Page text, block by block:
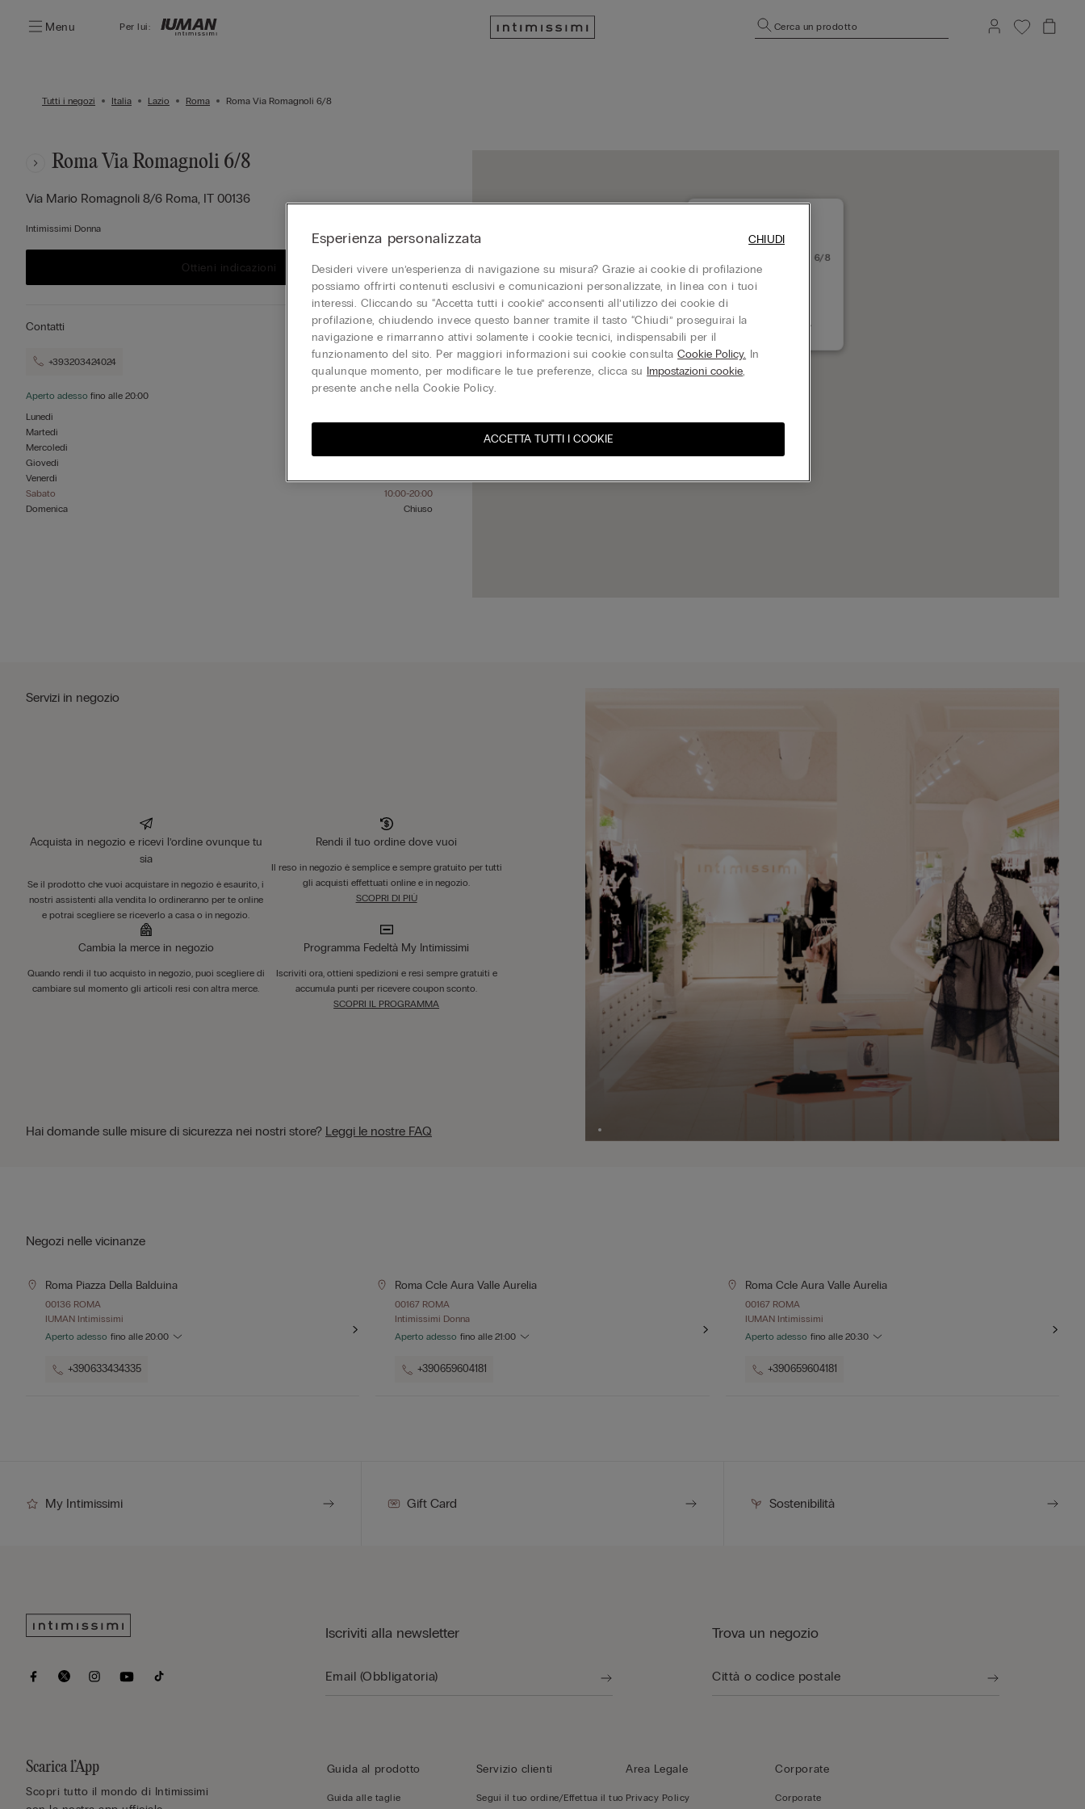
Menu Per lui: Cerca un prodotto
Tutti i negozi Italia Lazio Roma Roma Via Romagnoli 6/8
Roma Via Romagnoli 6/8
Via Mario Romagnoli 8/6 Roma, IT 00136
Intimissimi Donna
Ottieni indicazioni
Contatti
+393203424024
Aperto adesso fino alle 20:00
Lunedì
Martedì
Mercoledì
Giovedì
Venerdì
10:00-20:00
Sabato
10:00-20:00
Domenica
Chiuso
B
ROMA VIA ROMAGNOLI 6/8
00136 ROMA
Aperto adesso
+393203424024
Servizi in negozio
Acquista in negozio e ricevi l’ordine ovunque tu
sia
Se il prodotto che vuoi acquistare in negozio è esaurito, i
nostri assistenti alla vendita lo ordineranno per te online
e potrai scegliere se riceverlo a casa o in negozio.
Rendi il tuo ordine dove vuoi
Il reso in negozio è semplice e sempre gratuito per tutti
gli acquisti effettuati online e in negozio.
SCOPRI DI PIÙ
Cambia la merce in negozio
Quando rendi il tuo acquisto in negozio, puoi scegliere di
cambiare sul momento gli articoli resi con altra merce.
Programma Fedeltà My Intimissimi
Iscriviti ora, ottieni spedizioni e resi sempre gratuiti e
accumula punti per ricevere coupon sconto.
SCOPRI IL PROGRAMMA
Hai domande sulle misure di sicurezza nei nostri store? Leggi le nostre FAQ
Negozi nelle vicinanze
Roma Piazza Della Balduina
00136 ROMA
IUMAN Intimissimi
Aperto adesso fino alle 20:00
+390633434335
Roma Ccle Aura Valle Aurelia
00167 ROMA
Intimissimi Donna
Aperto adesso fino alle21:00
+390659604181
Roma Ccle Aura Valle Aurelia
00167 ROMA
IUMAN Intimissimi
Aperto adesso fino alle 20:30
+390659604181
My Intimissimi Gift Card Sostenibilità
Scarica l’App
Scopri tutto il mondo di Intimissimi
Iscriviti alla newsletter Trova un negozio
Guida al prodotto
Guida alle taglie
Servizio clienti
Segui il tuo ordine/Effettua il tuo
Area Legale
Privacy Policy
Corporate
Corporate
Esperienza personalizzata
Desideri vivere un’esperienza di navigazione su misura? Grazie ai cookie di profilazione
possiamo offrirti contenuti esclusivi e comunicazioni personalizzate, in linea con i tuoi
interessi. Cliccando su “Accetta tutti i cookie” acconsenti all’utilizzo dei cookie di
profilazione, chiudendo invece questo banner tramite il tasto “Chiudi” proseguirai la
navigazione e rimarranno attivi solamente i cookie tecnici, indispensabili per il
funzionamento del sito. Per maggiori informazioni sui cookie consultaCookie Policy. In
qualunque momento, per modificare le tue preferenze, clicca su Impostazioni cookie,
presente anche nella Cookie Policy.
ACCETTA TUTTI I COOKIE
CHIUDI